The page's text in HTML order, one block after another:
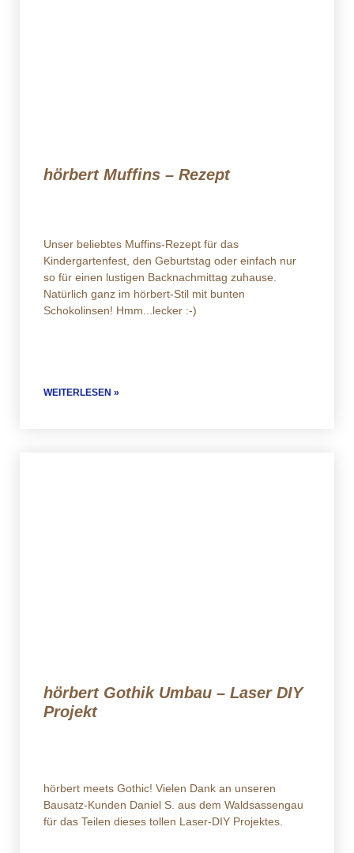
hörbert Muffins – Rezept
Unser beliebtes Muffins-Rezept für das
Kindergartenfest, den Geburtstag oder einfach nur
so für einen lustigen Backnachmittag zuhause.
Natürlich ganz im hörbert-Stil mit bunten
Schokolinsen! Hmm...lecker :-)
WEITERLESEN »
hörbert Gothik Umbau – Laser DIY
Projekt
hörbert meets Gothic! Vielen Dank an unseren
Bausatz-Kunden Daniel S. aus dem Waldsassengau
für das Teilen dieses tollen Laser-DIY Projektes.